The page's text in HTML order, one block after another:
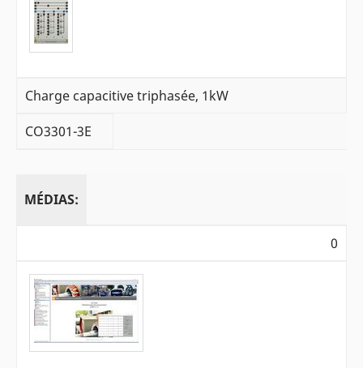
Charge capacitive triphasée, 1kW
CO3301-3E
MÉDIAS:
0